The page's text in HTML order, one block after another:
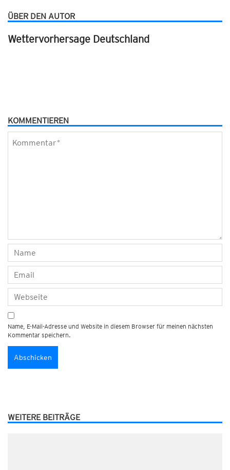
ÜBER DEN AUTOR
Wettervorhersage Deutschland
KOMMENTIEREN
Name, E-Mail-Adresse und Website in diesem Browser für meinen nächsten
Kommentar speichern.
WEITERE BEITRÄGE